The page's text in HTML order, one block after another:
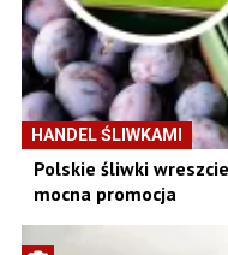
HANDEL ŚLIWKAMI
Polskie śliwki
mocna promocja